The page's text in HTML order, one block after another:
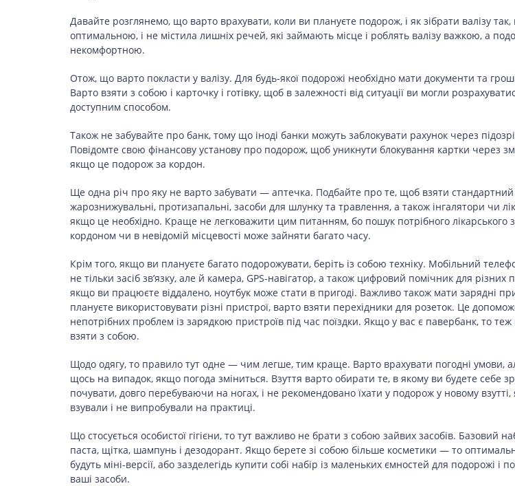
LIFESTYLE
Давайте розглянемо, що варто врахувати, коли ви плануєте подорож, і як зібрати валізу
оптимальною, і не містила лишніх речей, які займають місце і роблять валізу важкою, а
некомфортною.
Отож, що варто покласти у валізу. Для будь-якої подорожі необхідно мати документи та
Варто взяти з собою і карточку і готівку, щоб в залежності від ситуації ви могли
доступним способом.
Також не забувайте про банк, тому що іноді банки можуть заблокувати рахунок через
Повідомте свою фінансову установу про подорож, щоб уникнути блокування картки через
якщо це подорож за кордон.
Ще одна річ про яку не варто забувати — аптечка. Подбайте про те, щоб взяти стандартний
жарознижувальні, протизапальні, засоби для шлунку та травлення, а також інгалятори чи
якщо це необхідно. Краще не легковажити цим питанням, бо пошук потрібного лікарського
кордоном чи в невідомій місцевості може зайняти багато часу.
Крім того, якщо ви плануєте багато подорожувати, беріть із собою техніку. Мобільний
не тільки засіб зв’язку, але й камера, GPS-навігатор, а також цифровий помічник для різних
якщо ви працюєте віддалено, ноутбук може стати в пригоді. Важливо також мати зарядні
плануєте використовувати різні пристрої, варто взяти перехідники для розеток. Це
непотрібних проблем із зарядкою пристроїв під час поїздки. Якщо у вас є павербанк, то теж
взяти з собою.
Щодо одягу, то правило тут одне — чим легше, тим краще. Варто врахувати погодні умови,
щось на випадок, якщо погода зміниться. Взуття варто обирати те, в якому ви будете себе
почувати, довго перебуваючи на ногах, і не рекомендовано їхати у подорож у новому
взували і не випробували на практиці.
Що стосується особистої гігієни, то тут важливо не брати з собою зайвих засобів. Базовий
паста, щітка, шампунь і дезодорант. Якщо берете зі собою більше косметики — то
будуть міні-версії, або зазделегідь купити собі набір із маленьких ємностей для подорожі і
ваші засоби.